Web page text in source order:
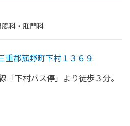
科・​肛門科
重郡菰野町下村１３６９
「下村バス停」より徒歩３分。